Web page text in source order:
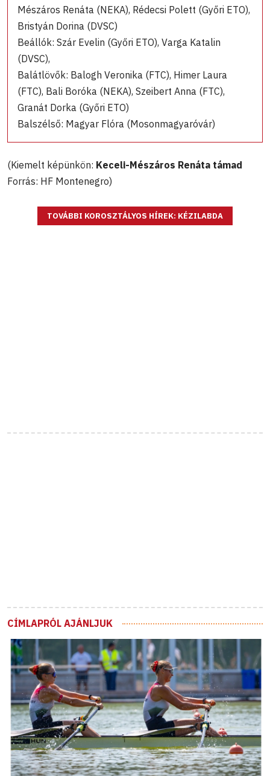
Mészáros Renáta (NEKA), Rédecsi Polett (Győri ETO),
Bristyán Dorina (DVSC)
Beállók: Szár Evelin (Győri ETO), Varga Katalin
(DVSC),
Balátlövők: Balogh Veronika (FTC), Himer Laura
(FTC), Bali Boróka (NEKA), Szeibert Anna (FTC),
Granát Dorka (Győri ETO)
Balszélső: Magyar Flóra (Mosonmagyaróvár)
(Kiemelt képünkön: Keceli-Mészáros Renáta támad
Forrás: HF Montenegro)
TOVÁBBI KOROSZTÁLYOS HÍREK: KÉZILABDA
CÍMLAPRÓL AJÁNLJUK